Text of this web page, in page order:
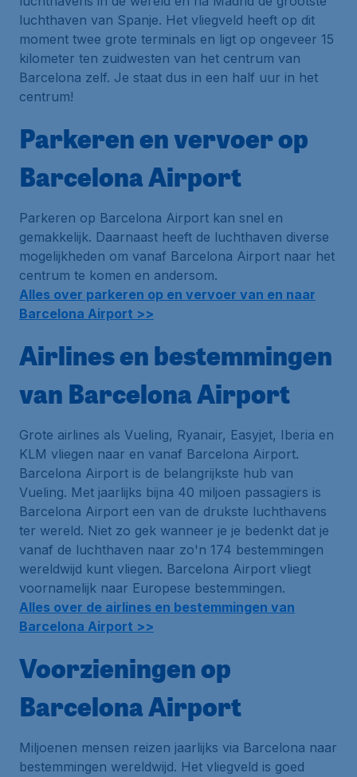
luchthaven van Spanje. Het vliegveld heeft op dit
moment twee grote terminals en ligt op ongeveer 15
kilometer ten zuidwesten van het centrum van
Barcelona zelf. Je staat dus in een half uur in het
centrum!
Parkeren en vervoer op
Barcelona Airport
Parkeren op Barcelona Airport kan snel en
gemakkelijk. Daarnaast heeft de luchthaven diverse
mogelijkheden om vanaf Barcelona Airport naar het
centrum te komen en andersom.
Alles over parkeren op en vervoer van en naar
Barcelona Airport >>
Airlines en bestemmingen
van Barcelona Airport
Grote airlines als Vueling, Ryanair, Easyjet, Iberia en
KLM vliegen naar en vanaf Barcelona Airport.
Barcelona Airport is de belangrijkste hub van
Vueling. Met jaarlijks bijna 40 miljoen passagiers is
Barcelona Airport een van de drukste luchthavens
ter wereld. Niet zo gek wanneer je je bedenkt dat je
vanaf de luchthaven naar zo'n 174 bestemmingen
wereldwijd kunt vliegen. Barcelona Airport vliegt
voornamelijk naar Europese bestemmingen.
Alles over de airlines en bestemmingen van
Barcelona Airport >>
Voorzieningen op
Barcelona Airport
Miljoenen mensen reizen jaarlijks via Barcelona naar
bestemmingen wereldwijd. Het vliegveld is goed